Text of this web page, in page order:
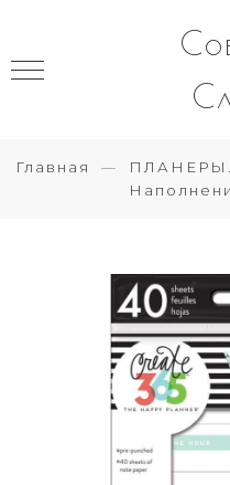
Главная